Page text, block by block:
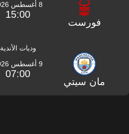
فورست
8 أغسطس 2026
15:00
وديات الأندية
مان سيتي
9 أغسطس 2026
07:00